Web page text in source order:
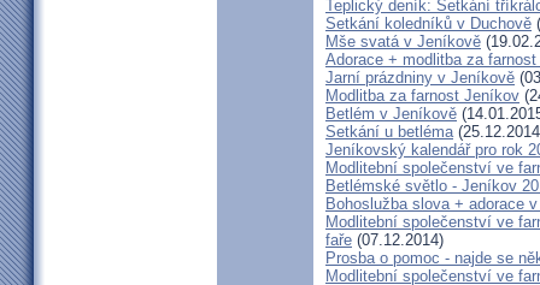
Teplický deník: Setkání
Setkání koledníků v Duchově
Mše svatá v Jeníkově
Adorace + modlitba za
Jarní prázdniny v Jeníkově
Modlitba za farnost Jeníkov
Betlém v Jeníkově
Setkání u betléma
Jeníkovský kalendář pro rok
Modlitební společenství ve
Betlémské světlo - Jeníkov
Bohoslužba slova + adorace
Modlitební společenství ve
faře (07.12.2014)
Prosba o pomoc - najde se
Modlitební společenství ve